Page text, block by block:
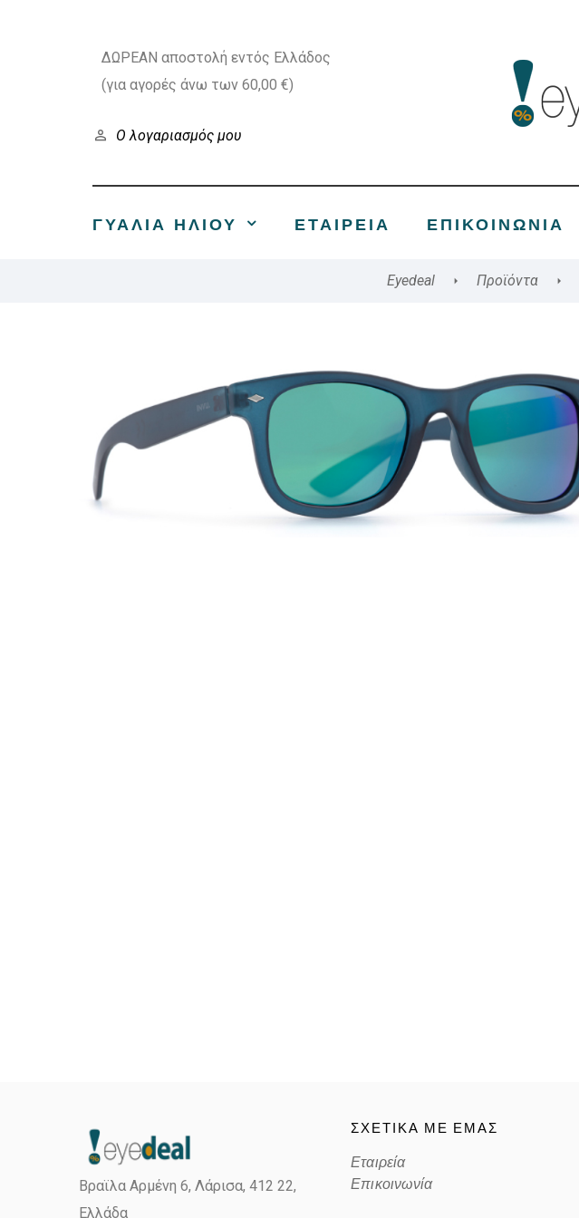
ΔΩΡΕΑΝ αποστολή εντός Ελλάδος
(για αγορές άνω των 60,00 €)
Ο λογαριασμός μου
ΓΥΑΛΙΑ ΗΛΙΟΥ ΕΤΑΙΡΕΊΑ ΕΠΙΚΟΙΝΩΝΊΑ
Eyedeal Προϊόντα
Βραϊλα Αρμένη 6, Λάρισα, 412 22,
Ελλάδα
ΣΧΕΤΙΚΑ ΜΕ ΕΜΑΣ
Εταιρεία
Επικοινωνία